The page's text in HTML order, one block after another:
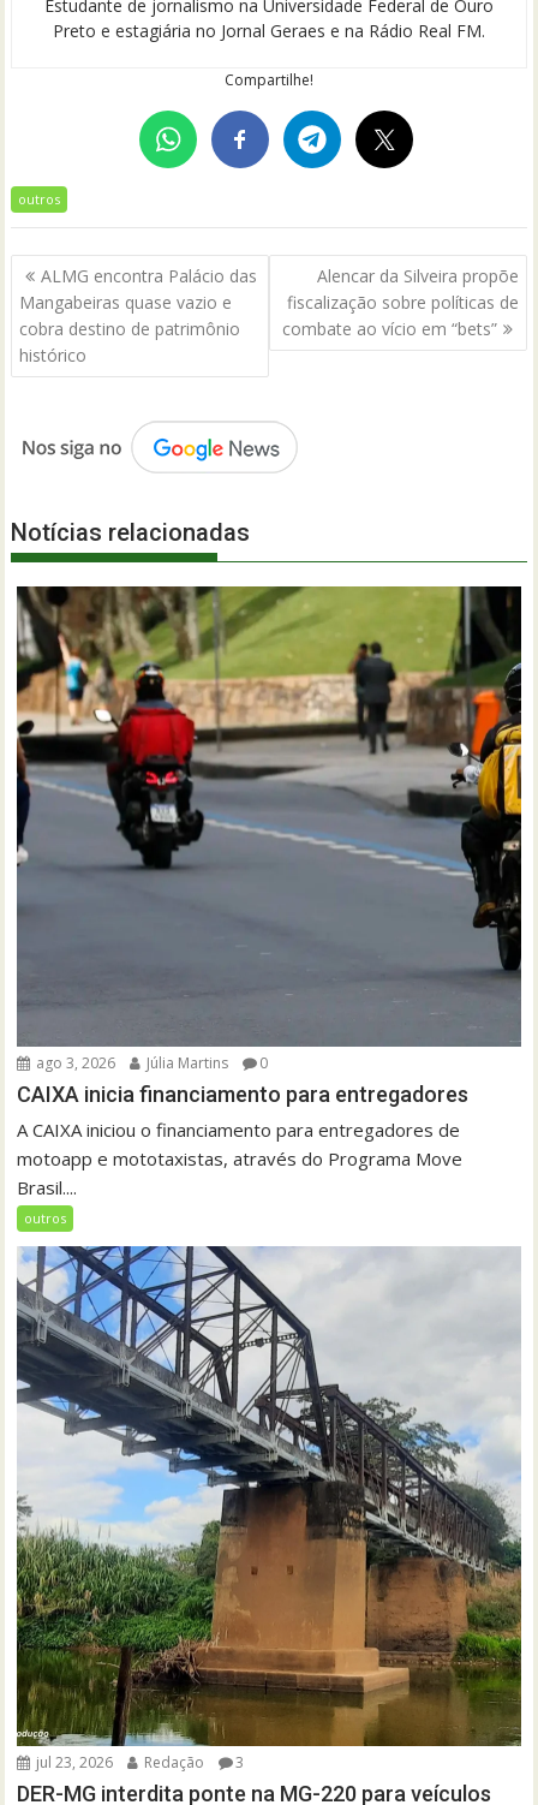
Estudante de jornalismo na Universidade Federal de Ouro
Preto e estagiária no Jornal Geraes e na Rádio Real FM.
Compartilhe!
outros
Navegação
de
Post
ALMG encontra Palácio das
Mangabeiras quase vazio e
cobra destino de patrimônio
histórico
Alencar da Silveira propõe
fiscalização sobre políticas de
combate ao vício em “bets”
Notícias relacionadas
ago 3, 2026 Júlia Martins 0
CAIXA inicia financiamento para entregadores
A CAIXA iniciou o financiamento para entregadores de
motoapp e mototaxistas, através do Programa Move
Brasil....
outros
jul 23, 2026 Redação 3
DER-MG interdita ponte na MG-220 para veículos